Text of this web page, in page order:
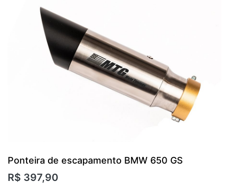
Ponteira de escapamento BMW 650 GS
R$ 397,90